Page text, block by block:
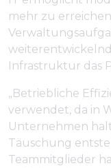
mehr zu
Infrastruktur das
„Betriebliche
verwendet, da in
Unternehmen
Täuschung
Teammitglieder